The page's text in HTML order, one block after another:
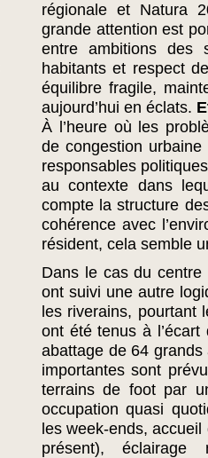
régionale et Natura
grande attention est
entre ambitions des
habitants et respect
équilibre fragile,
aujourd’hui en éclats.
À l’heure où les
de congestion
responsables
au contexte dans
compte la structure
cohérence avec
résident, cela semble
Dans le cas du centre
ont suivi une autre
les riverains, pourtant
ont été tenus à
abattage de 64 grands
importantes sont
terrains de foot par
occupation quasi
les week-ends, accueil
présent), éclairage